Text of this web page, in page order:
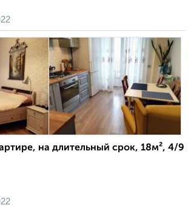
на длительный срок, 18м², 4/9